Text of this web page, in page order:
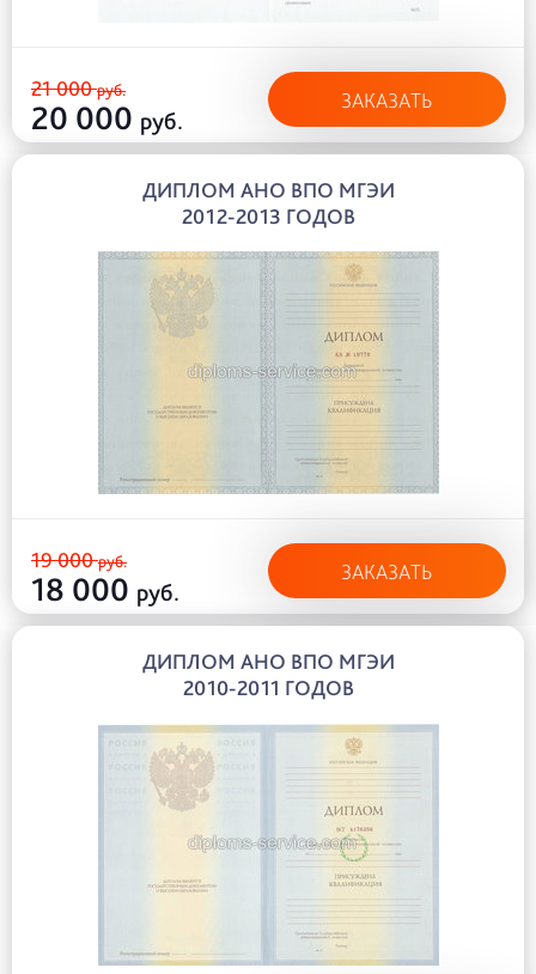
21 000руб.
20 000 руб.
ЗАКАЗАТЬ
ДИПЛОМ АНО ВПО МГЭИ
2012-2013 ГОДОВ
19 000руб.
18 000 руб.
ЗАКАЗАТЬ
ДИПЛОМ АНО ВПО МГЭИ
2010-2011 ГОДОВ